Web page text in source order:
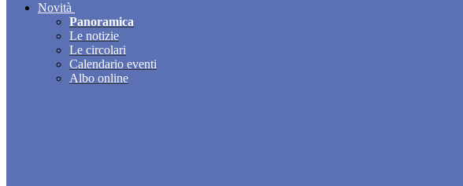
Novità
Panoramica
Le notizie
Le circolari
Calendario eventi
Albo online